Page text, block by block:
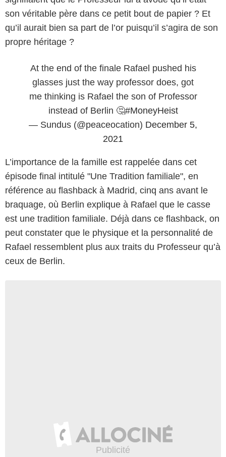
son véritable père dans ce petit bout de papier ? Et
qu’il aurait bien sa part de l’or puisqu’il s’agira de son
propre héritage ?
At the end of the finale Rafael pushed his
glasses just the way professor does, got
me thinking is Rafael the son of Professor
instead of Berlin 🤔#MoneyHeist
— Sundus (@peaceocation) December 5,
2021
L’importance de la famille est rappelée dans cet
épisode final intitulé "Une Tradition familiale", en
référence au flashback à Madrid, cinq ans avant le
braquage, où Berlin explique à Rafael que le casse
est une tradition familiale. Déjà dans ce flashback, on
peut constater que le physique et la personnalité de
Rafael ressemblent plus aux traits du Professeur qu’à
ceux de Berlin.